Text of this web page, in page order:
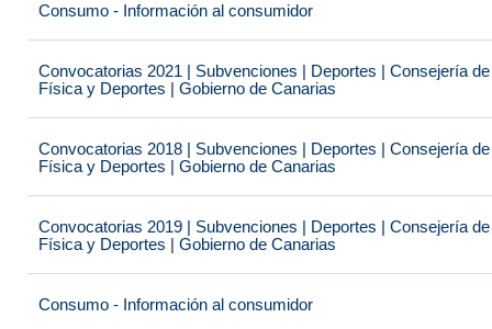
Consumo - Información al consumidor
Convocatorias 2021 | Subvenciones | Deportes | Consejería
Física y Deportes | Gobierno de Canarias
Convocatorias 2018 | Subvenciones | Deportes | Consejería
Física y Deportes | Gobierno de Canarias
Convocatorias 2019 | Subvenciones | Deportes | Consejería
Física y Deportes | Gobierno de Canarias
Consumo - Información al consumidor